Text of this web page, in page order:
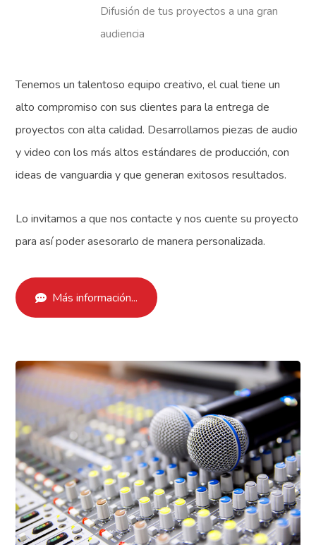
Difusión de tus proyectos a una gran
audiencia
Tenemos un talentoso equipo creativo, el cual tiene un
alto compromiso con sus clientes para la entrega de
proyectos con alta calidad. Desarrollamos piezas de audio
y video con los más altos estándares de producción, con
ideas de vanguardia y que generan exitosos resultados.
Lo invitamos a que nos contacte y nos cuente su proyecto
para así poder asesorarlo de manera personalizada.
Más información...